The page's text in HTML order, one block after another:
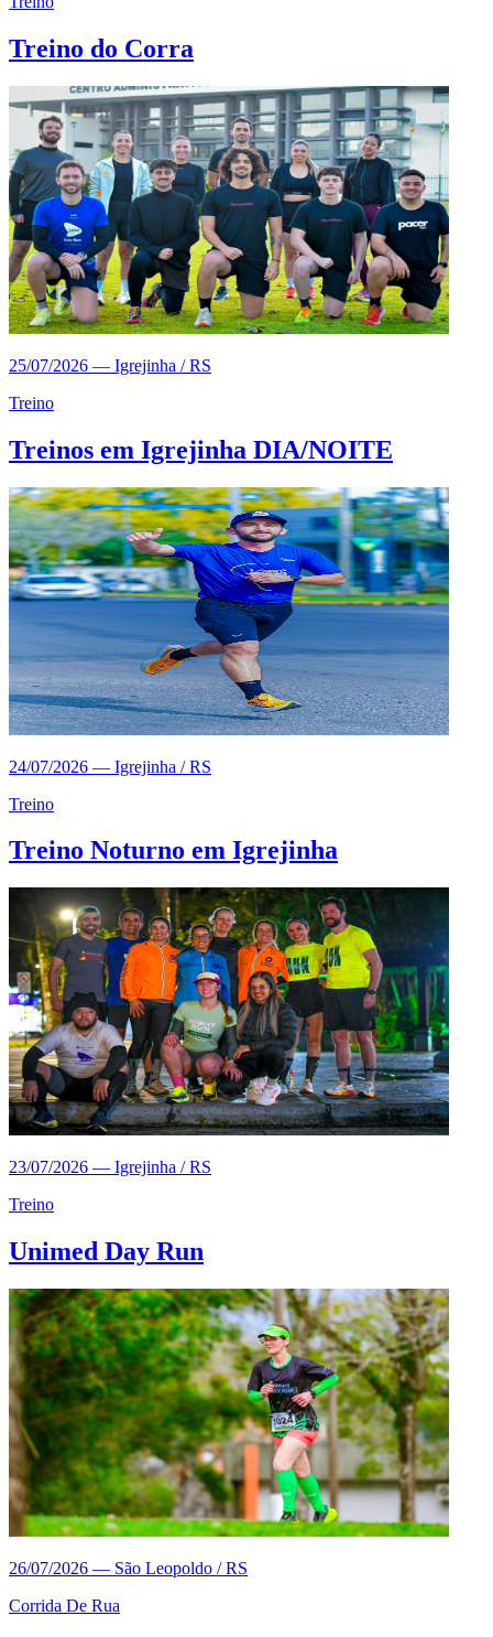
Treino do Corra
25/07/2026 — Igrejinha / RS
Treino
Treinos em Igrejinha DIA/NOITE
24/07/2026 — Igrejinha / RS
Treino
Treino Noturno em Igrejinha
23/07/2026 — Igrejinha / RS
Treino
Unimed Day Run
26/07/2026 — São Leopoldo / RS
Corrida De Rua